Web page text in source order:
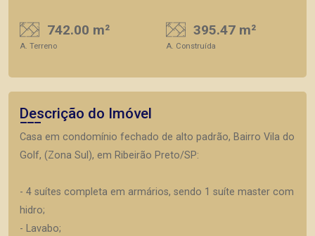
742.00 m²
A. Terreno
395.47 m²
A. Construída
Descrição do Imóvel
Casa em condomínio fechado de alto padrão, Bairro Vila do
Golf, (Zona Sul), em Ribeirão Preto/SP:
- 4 suítes completa em armários, sendo 1 suíte master com
hidro;
- Lavabo;